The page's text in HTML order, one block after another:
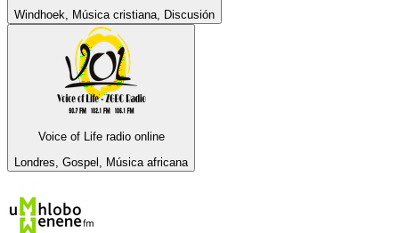
Windhoek, Música cristiana, Discusión
Voice of Life radio online
Londres, Gospel, Música africana